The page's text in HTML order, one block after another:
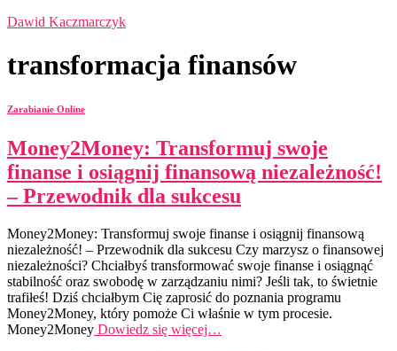
Dawid Kaczmarczyk
transformacja finansów
Zarabianie Online
Money2Money: Transformuj swoje
finanse i osiągnij finansową niezależność!
– Przewodnik dla sukcesu
Money2Money: Transformuj swoje finanse i osiągnij finansową
niezależność! – Przewodnik dla sukcesu Czy marzysz o finansowej
niezależności? Chciałbyś transformować swoje finanse i osiągnąć
stabilność oraz swobodę w zarządzaniu nimi? Jeśli tak, to świetnie
trafiłeś! Dziś chciałbym Cię zaprosić do poznania programu
Money2Money, który pomoże Ci właśnie w tym procesie.
Money2Money Dowiedz się więcej…